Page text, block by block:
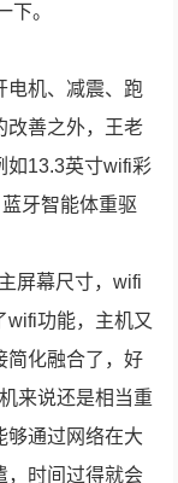
下。
电机、减震、跑
改善之外，王老
如13.3英寸wifi彩
牙智能体重驱
屏幕尺寸，wifi
wifi功能，主机又
简化融合了，好
来说还是相当重
够通过网络在大
，时间过得就会